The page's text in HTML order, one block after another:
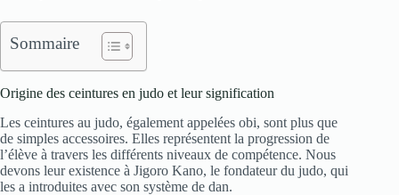
Sommaire
Origine des ceintures en judo et leur signification
Les ceintures au judo, également appelées obi, sont plus que
de simples accessoires. Elles représentent la progression de
l’élève à travers les différents niveaux de compétence. Nous
devons leur existence à Jigoro Kano, le fondateur du judo, qui
les a introduites avec son système de dan.